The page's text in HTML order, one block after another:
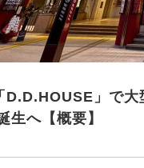
D.D.HOUSE」で
生へ【概要】